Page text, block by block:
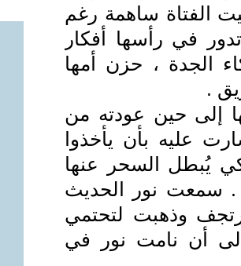
الفتاة ساهمة رغم
في رأسها أفكار
الجدة ، حزن أمها
.
إلى حين عودته من
عليه بأن يأخذوا
يُبطل السحر عنها
. سمعت نور الحديث
وذهبت لتحتمي
أن نامت نور في